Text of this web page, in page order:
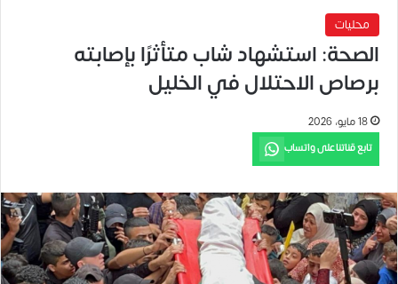
محليات
الصحة: استشهاد شاب متأثرًا بإصابته
برصاص الاحتلال في الخليل
18 مايو، 2026
تابع قناتنا على واتساب